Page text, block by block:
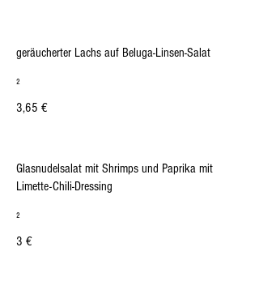
geräucherter Lachs auf Beluga-Linsen-Salat
₂
3,65 €
Glasnudelsalat mit Shrimps und Paprika mit
Limette-Chili-Dressing
₂
3 €